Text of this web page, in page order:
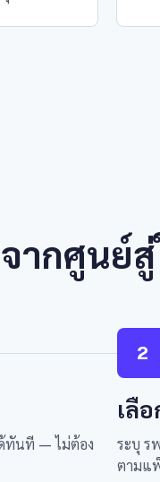
จากศูนย์สู่
ทันที — ไม่ต้อง
2
เลื
ระบุ ร
ตามแพ็